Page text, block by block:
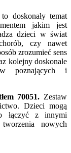
doskonały temat
jakim jest
dzieci w świat
czy nawet
zrozumieć sens
kolejny doskonale
poznających i
70051. Zestaw
Dzieci mogą
łączyć z innymi
nowych